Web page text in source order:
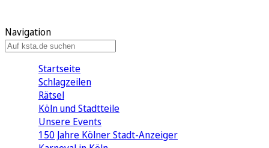
Navigation
Startseite
Schlagzeilen
Rätsel
Köln und Stadtteile
Unsere Events
150 Jahre Kölner Stadt-Anzeiger